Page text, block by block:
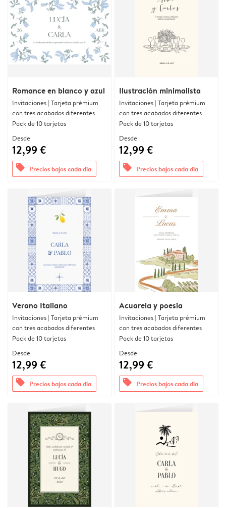
Romance en blanco y azul
Invitaciones | Tarjeta prémium
con tres acabados diferentes
Pack de 10 tarjetas
Desde
12,99 €
offers Precios bajos cada día
Ilustración minimalista
Invitaciones | Tarjeta prémium
con tres acabados diferentes
Pack de 10 tarjetas
Desde
12,99 €
offers Precios bajos cada día
Verano Italiano
Invitaciones | Tarjeta prémium
con tres acabados diferentes
Pack de 10 tarjetas
Desde
12,99 €
offers Precios bajos cada día
Acuarela y poesía
Invitaciones | Tarjeta prémium
con tres acabados diferentes
Pack de 10 tarjetas
Desde
12,99 €
offers Precios bajos cada día